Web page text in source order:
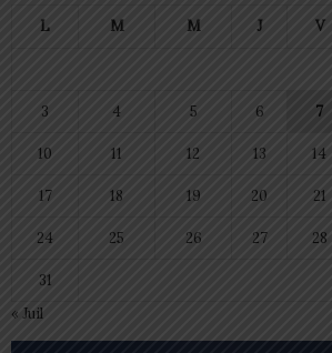
L M M J V
3 4 5 6 7
10 11 12 13 14
17 18 19 20 21
24 25 26 27 28
31
« Juil